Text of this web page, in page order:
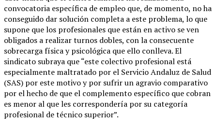
convocatoria específica de empleo que, de momento, no ha
conseguido dar solución completa a este problema, lo que
supone que los profesionales que están en activo se ven
obligados a realizar turnos dobles, con la consecuente
sobrecarga física y psicológica que ello conlleva. El
sindicato subraya que “este colectivo profesional está
especialmente maltratado por el Servicio Andaluz de Salud
(SAS) por este motivo y por sufrir un agravio comparativo
por el hecho de que el complemento específico que cobran
es menor al que les correspondería por su categoría
profesional de técnico superior”.